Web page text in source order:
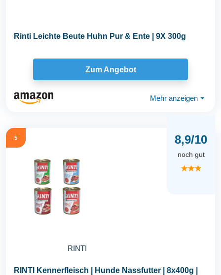
Rinti Leichte Beute Huhn Pur & Ente | 9X 300g
Zum Angebot
Mehr anzeigen ⏷
5
RINTI
8,9/10
noch gut
★★★
RINTI Kennerfleisch | Hunde Nassfutter | 8x400g |